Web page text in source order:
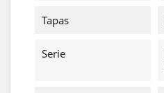
Tapas
Serie